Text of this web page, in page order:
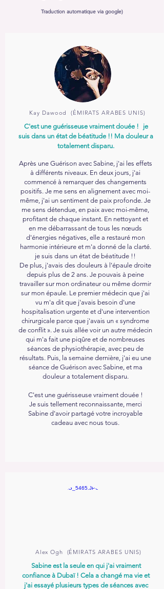
Traduction automatique via google)
Kay Dawood (ÉMIRATS ARABES UNIS)
C'est une guérisseuse vraiment douée !
je
suis dans un état de béatitude !! Ma douleur a
totalement disparu.
Après une Guérison avec Sabine, j'ai les effets
à différents niveaux. En deux jours, j'ai
commencé à remarquer des changements
positifs. Je me sens en alignement avec moi-
même, j'ai un sentiment de paix profonde. Je
me sens détendue, en paix avec moi-même,
profitant de chaque instant. En nettoyant et
en me débarrassant de tous les nœuds
d'énergies négatives, elle a restauré mon
harmonie intérieure et m'a donné de la clarté.
je suis dans un état de béatitude !!
De plus, j'avais des douleurs à l'épaule droite
depuis plus de 2 ans. Je pouvais à peine
travailler sur mon ordinateur ou même dormir
sur mon épaule. Le premier médecin que j'ai
vu m'a dit que j'avais besoin d'une
hospitalisation urgente et d'une intervention
chirurgicale parce que j'avais un « syndrome
de conflit ». Je suis allée voir un autre médecin
qui m'a fait une piqûre et de nombreuses
séances de physiothérapie, avec peu de
résultats. Puis, la semaine dernière, j'ai eu une
séance de Guérison avec Sabine, et ma
douleur a totalement disparu.
C'est une guérisseuse vraiment douée !
Je suis tellement reconnaissante, merci
Sabine d'avoir partagé votre incroyable
cadeau avec nous tous.
Alex Ogh (ÉMIRATS ARABES UNIS)
Sabine est la seule en qui j'ai vraiment
confiance à Dubaï ! Cela a changé ma vie et
j'ai essayé plusieurs types de séances avec